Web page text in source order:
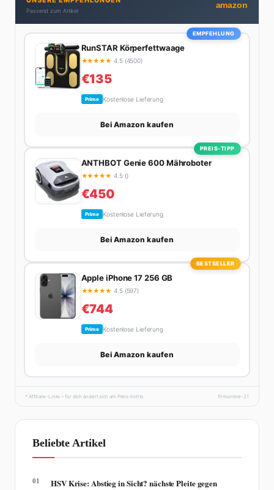
Lifestyle-Empfehlungen zusammenstellt, findet man
ihn beim Wandern in den Schweizer Alpen, am Grill
mit Freunden oder auf der Suche nach dem
perfekten Espresso. Sein Motto: Lieber einmal richtig
Passend zum Artikel
amazon
EMPFEHLUNG
RunSTAR Körperfettwaage
★★★★★ 4.5 (4500)
€135
Prime Kostenlose Lieferung
Bei Amazon kaufen
PREIS-TIPP
ANTHBOT Genie 600 Mähroboter
★★★★★ 4.5 ()
€450
Prime Kostenlose Lieferung
Bei Amazon kaufen
BESTSELLER
Apple iPhone 17 256 GB
★★★★★ 4.5 (597)
€744
Prime Kostenlose Lieferung
Bei Amazon kaufen
* Affiliate-Links – für dich ändert sich am Preis nichts. fhmonline-21
Beliebte Artikel
01
HSV Krise: Abstieg in Sicht? nächste Pleite gegen